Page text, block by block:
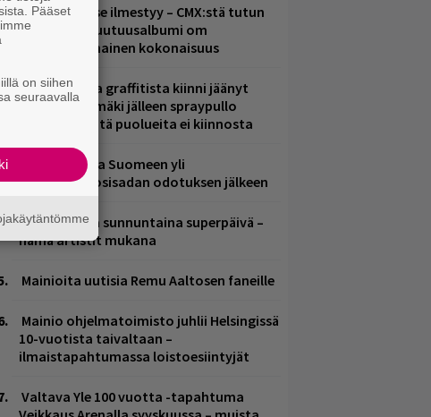
Huomenna se ilmestyy – CMX:stä tutun
A.W. Yrjänän uutuusalbumi om
mammuttimainen kokonaisuus
Laittomasta graffitista kiinni jäänyt
Paavo Arhinmäki jälleen spraypullo
kädessä – näitä puolueita ei kiinnosta
Weezer palaa Suomeen yli
neljännesvuosisadan odotuksen jälkeen
Tampereella sunnuntaina superpäivä –
nämä artistit mukana
Mainioita uutisia Remu Aaltosen faneille
Mainio ohjelmatoimisto juhlii Helsingissä
10-vuotista taivaltaan –
ilmaistapahtumassa loistoesiintyjät
Valtava Yle 100 vuotta -tapahtuma
Pääset
on siihen
seuraavalla